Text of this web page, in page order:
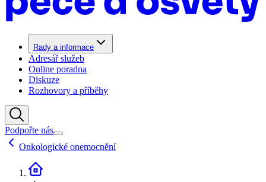
Rady a informace
Adresář služeb
Online poradna
Diskuze
Rozhovory a příběhy
Podpořte nás
Onkologické onemocnění